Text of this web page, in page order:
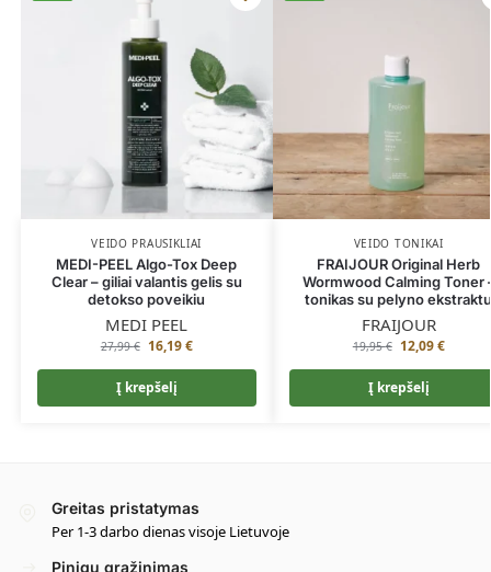
VEIDO PRAUSIKLIAI
MEDI-PEEL Algo-Tox Deep
Clear – giliai valantis gelis su
detokso poveikiu
MEDI PEEL
27,99€ 16,19€
Į krepšelį
VEIDO TONIKAI
FRAIJOUR Original Herb
Wormwood Calming Toner
tonikas su pelyno
FRAIJOUR
19,95€ 12,09€
Į krepšelį
Greitas pristatymas
Per 1-3 darbo dienas visoje Lietuvoje
Pinigų grąžinimas